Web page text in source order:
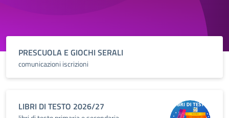
PRESCUOLA E GIOCHI SERALI
comunicazioni iscrizioni
LIBRI DI TESTO 2026/27